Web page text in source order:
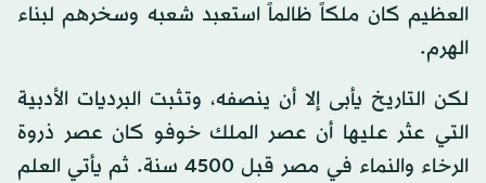
العظيم كان ملكاً ظالماً استعبد شعبه وسخرهم لبناء
الهرم.
لكن التاريخ يأبى إلا أن ينصفه، وتثبت البرديات الأدبية
التي عثر عليها أن عصر الملك خوفو كان عصر ذروة
الرخاء والنماء في مصر قبل 4500 سنة. ثم يأتي العلم